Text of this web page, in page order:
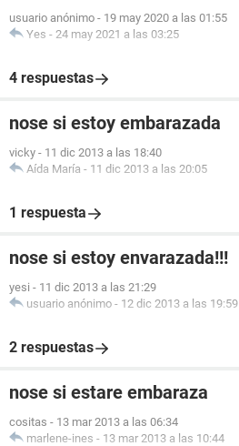
usuario anónimo - 19 may 2020 a las 01:55
Yes - 24 may 2021 a las 03:25
4 respuestas
nose si estoy embarazada
vicky - 11 dic 2013 a las 18:40
Aída María - 11 dic 2013 a las 20:05
1 respuesta
nose si estoy envarazada!!!
yesi - 11 dic 2013 a las 21:29
usuario anónimo - 12 dic 2013 a las 19:59
2 respuestas
nose si estare embaraza
cositas - 13 mar 2013 a las 06:34
marlene-ines - 13 mar 2013 a las 10:44